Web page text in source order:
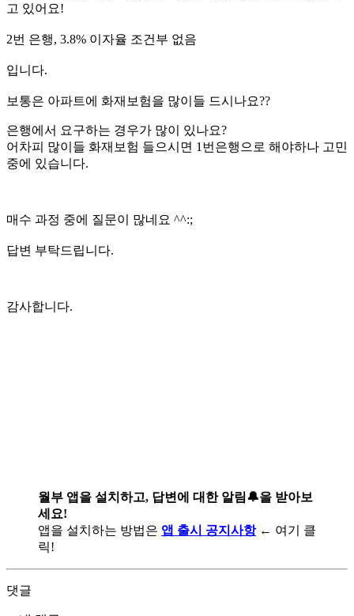
고 있어요!
2번 은행, 3.8% 이자율 조건부 없음
입니다.
보통은 아파트에 화재보험을 많이들 드시나요??
은행에서 요구하는 경우가 많이 있나요?
어차피 많이들 화재보험 들으시면 1번은행으로 해야하나 고민
중에 있습니다.
매수 과정 중에 질문이 많네요 ^^:;
답변 부탁드립니다.
감사합니다.
월부 앱을 설치하고, 답변에 대한 알림🔔을 받아보
세요!
앱을 설치하는 방법은 앱 출시 공지사항← 여기 클
릭!
댓글